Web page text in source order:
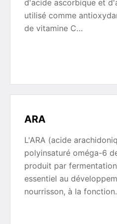
d'acide ascorbique et
utilisé comme
de vitamine C…
ARA
L'ARA (acide
polyinsaturé oméga-6
produit par
essentiel au
nourrisson, à la